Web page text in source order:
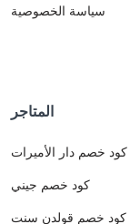
سياسة الخصوصية
المتاجر
كود خصم دار الأميرات
كود خصم جيني
كود خصم قولدن سنت